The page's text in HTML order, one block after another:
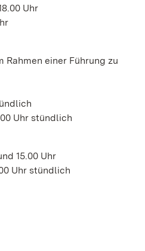
Uhr
Rahmen einer Führung zu
Uhr stündlich
15.00 Uhr
Uhr stündlich